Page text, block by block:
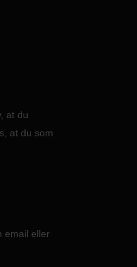
at du
at du som
email eller